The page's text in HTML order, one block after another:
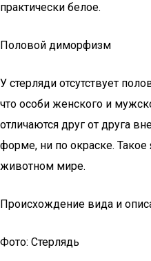
практически белое.
Половой диморфизм
У стерляди отсутствует
что особи женского и
отличаются друг от друга
форме, ни по окраске.
животном мире.
Происхождение вида и
Фото: Стерлядь